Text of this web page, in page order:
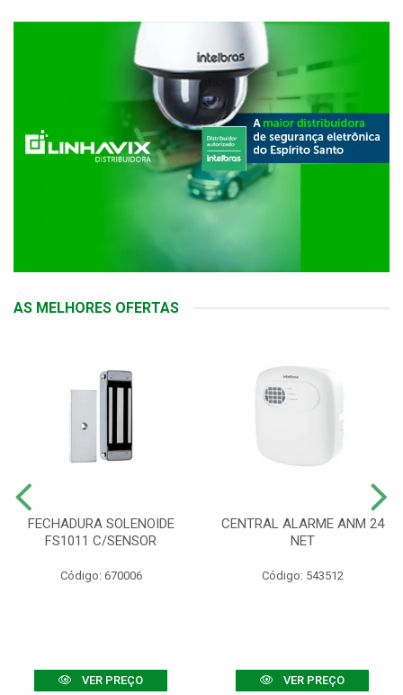
AS MELHORES OFERTAS
FECHADURA SOLENOIDE
FS1011 C/SENSOR
Código: 670006
VER PREÇO
CENTRAL ALARME ANM 24
NET
Código: 543512
VER PREÇO